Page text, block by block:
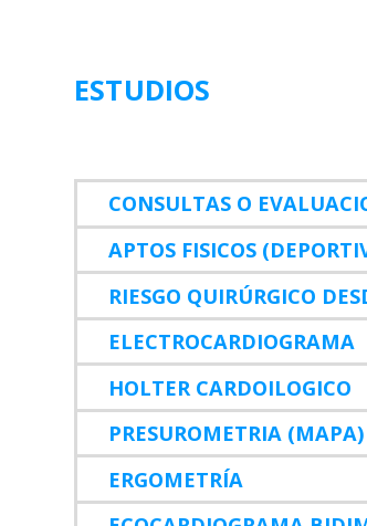
ESTUDIOS
CONSULTAS O
APTOS FISICOS
RIESGO QUIRÚRGICO
ELECTROCARDIOGRAMA
HOLTER CARDOILOGICO
PRESUROMETRIA (MAPA)
ERGOMETRÍA